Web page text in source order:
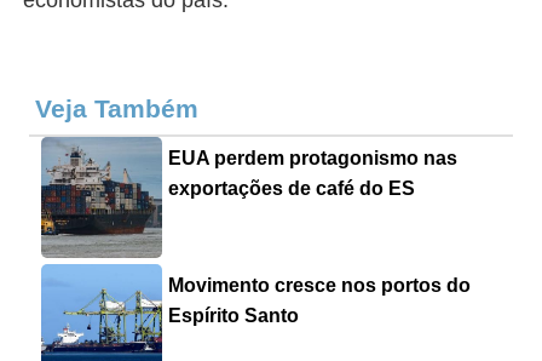
Veja Também
EUA perdem protagonismo nas
exportações de café do ES
Movimento cresce nos portos do
Espírito Santo